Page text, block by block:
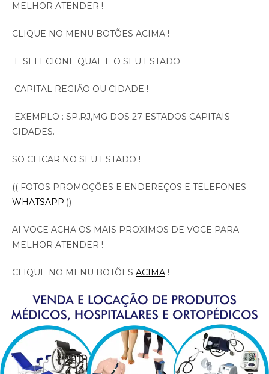
MELHOR ATENDER !
CLIQUE NO MENU BOTÕES ACIMA !
E SELECIONE QUAL E O SEU ESTADO
CAPITAL REGIÃO OU CIDADE !
EXEMPLO : SP,RJ,MG DOS 27 ESTADOS CAPITAIS
CIDADES.
SO CLICAR NO SEU ESTADO !
(( FOTOS PROMOÇÕES E ENDEREÇOS E TELEFONES
WHATSAPP ))
AI VOCE ACHA OS MAIS PROXIMOS DE VOCE PARA
MELHOR ATENDER !
CLIQUE NO MENU BOTÕES ACIMA !